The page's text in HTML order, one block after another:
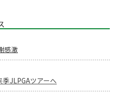
感激
JLPGAツアーへ